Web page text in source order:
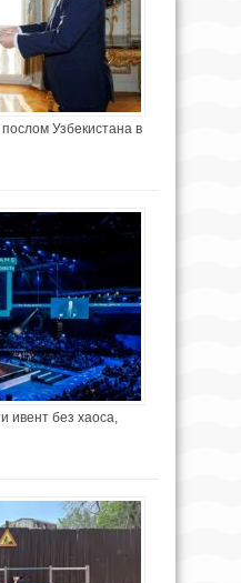
Узбекистана в
ивент без хаоса,